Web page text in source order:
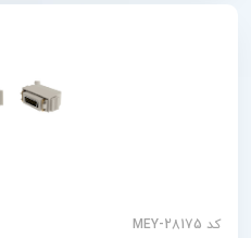
کد MEY-28175